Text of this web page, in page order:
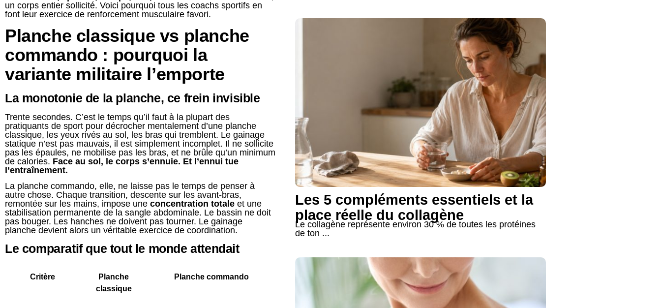
un corps entier sollicité. Voici pourquoi tous les coachs sportifs en
font leur exercice de renforcement musculaire favori.
Planche classique vs planche
commando : pourquoi la
variante militaire l’emporte
La monotonie de la planche, ce frein invisible
Trente secondes. C’est le temps qu’il faut à la plupart des
pratiquants de sport pour décrocher mentalement d’une planche
classique, les yeux rivés au sol, les bras qui tremblent. Le gainage
statique n’est pas mauvais, il est simplement incomplet. Il ne sollicite
pas les épaules, ne mobilise pas les bras, et ne brûle qu’un minimum
de calories. Face au sol, le corps s’ennuie. Et l’ennui tue
l’entraînement.
La planche commando, elle, ne laisse pas le temps de penser à
autre chose. Chaque transition, descente sur les avant-bras,
remontée sur les mains, impose une concentration totale et une
stabilisation permanente de la sangle abdominale. Le bassin ne doit
pas bouger. Les hanches ne doivent pas tourner. Le gainage
planche devient alors un véritable exercice de coordination.
Le comparatif que tout le monde attendait
Critère
Planche
classique
Planche commando
Les 5 compléments essentiels et la
place réelle du collagène
Le collagène représente environ 30 % de toutes les protéines
de ton ...